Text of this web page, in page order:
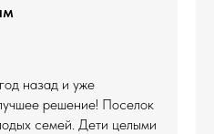
назад и уже
решение! Поселок
семей. Дети целыми